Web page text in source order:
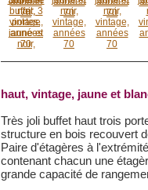
haut, vintage, jaune et
Très joli buffet haut trois
structure en bois recouvert
Paire d'étagères à
contenant chacun une
grande capacité de